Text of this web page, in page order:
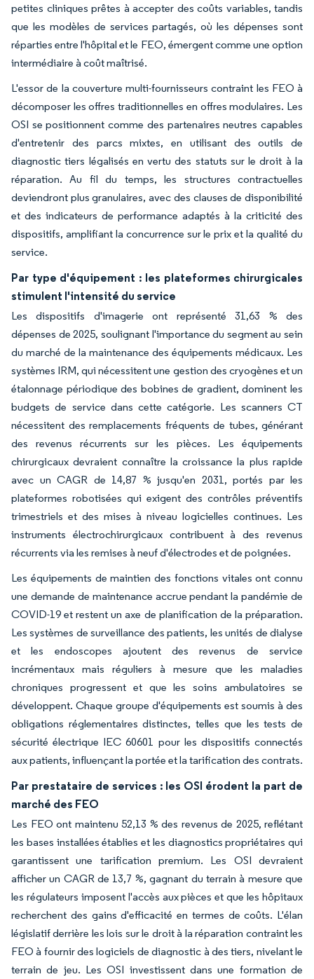
petites cliniques prêtes à accepter des coûts variables, tandis
que les modèles de services partagés, où les dépenses sont
réparties entre l'hôpital et le FEO, émergent comme une option
intermédiaire à coût maîtrisé.
L'essor de la couverture multi-fournisseurs contraint les FEO à
décomposer les offres traditionnelles en offres modulaires. Les
OSI se positionnent comme des partenaires neutres capables
d'entretenir des parcs mixtes, en utilisant des outils de
diagnostic tiers légalisés en vertu des statuts sur le droit à la
réparation. Au fil du temps, les structures contractuelles
deviendront plus granulaires, avec des clauses de disponibilité
et des indicateurs de performance adaptés à la criticité des
dispositifs, amplifiant la concurrence sur le prix et la qualité du
service.
Par type d'équipement : les plateformes chirurgicales
stimulent l'intensité du service
Les dispositifs d'imagerie ont représenté 31,63 % des
dépenses de 2025, soulignant l'importance du segment au sein
du marché de la maintenance des équipements médicaux. Les
systèmes IRM, qui nécessitent une gestion des cryogènes et un
étalonnage périodique des bobines de gradient, dominent les
budgets de service dans cette catégorie. Les scanners CT
nécessitent des remplacements fréquents de tubes, générant
des revenus récurrents sur les pièces. Les équipements
chirurgicaux devraient connaître la croissance la plus rapide
avec un CAGR de 14,87 % jusqu'en 2031, portés par les
plateformes robotisées qui exigent des contrôles préventifs
trimestriels et des mises à niveau logicielles continues. Les
instruments électrochirurgicaux contribuent à des revenus
récurrents via les remises à neuf d'électrodes et de poignées.
Les équipements de maintien des fonctions vitales ont connu
une demande de maintenance accrue pendant la pandémie de
COVID-19 et restent un axe de planification de la préparation.
Les systèmes de surveillance des patients, les unités de dialyse
et les endoscopes ajoutent des revenus de service
incrémentaux mais réguliers à mesure que les maladies
chroniques progressent et que les soins ambulatoires se
développent. Chaque groupe d'équipements est soumis à des
obligations réglementaires distinctes, telles que les tests de
sécurité électrique IEC 60601 pour les dispositifs connectés
aux patients, influençant la portée et la tarification des contrats.
Par prestataire de services : les OSI érodent la part de
marché des FEO
Les FEO ont maintenu 52,13 % des revenus de 2025, reflétant
les bases installées établies et les diagnostics propriétaires qui
garantissent une tarification premium. Les OSI devraient
afficher un CAGR de 13,7 %, gagnant du terrain à mesure que
les régulateurs imposent l'accès aux pièces et que les hôpitaux
recherchent des gains d'efficacité en termes de coûts. L'élan
législatif derrière les lois sur le droit à la réparation contraint les
FEO à fournir des logiciels de diagnostic à des tiers, nivelant le
terrain de jeu. Les OSI investissent dans une formation de